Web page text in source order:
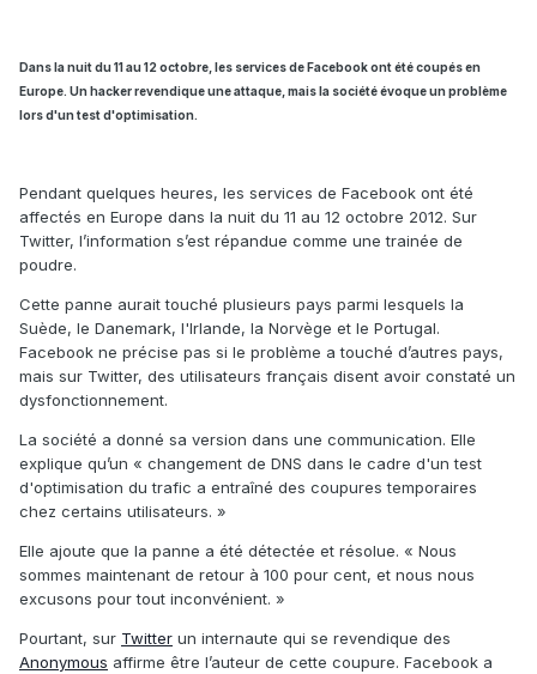
Dans la nuit du 11 au 12 octobre, les services de Facebook ont été coupés en
Europe. Un hacker revendique une attaque, mais la société évoque un problème
lors d'un test d'optimisation.
Pendant quelques heures, les services de Facebook ont été
affectés en Europe dans la nuit du 11 au 12 octobre 2012. Sur
Twitter, l’information s’est répandue comme une trainée de
poudre.
Cette panne aurait touché plusieurs pays parmi lesquels la
Suède, le Danemark, l'Irlande, la Norvège et le Portugal.
Facebook ne précise pas si le problème a touché d’autres pays,
mais sur Twitter, des utilisateurs français disent avoir constaté un
dysfonctionnement.
La société a donné sa version dans une communication. Elle
explique qu’un « changement de DNS dans le cadre d'un test
d'optimisation du trafic a entraîné des coupures temporaires
chez certains utilisateurs. »
Elle ajoute que la panne a été détectée et résolue. « Nous
sommes maintenant de retour à 100 pour cent, et nous nous
excusons pour tout inconvénient. »
Pourtant, sur Twitter un internaute qui se revendique des
Anonymous affirme être l’auteur de cette coupure. Facebook a